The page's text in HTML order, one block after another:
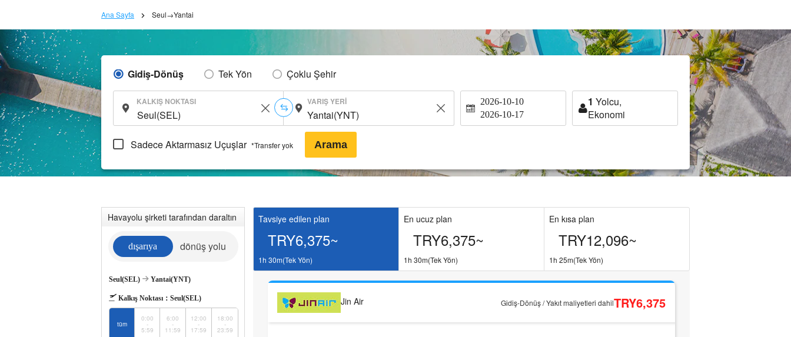
Ana Sayfa Seul→Yantai
Gidiş-Dönüş Tek Yön Çoklu Şehir
KALKIŞ NOKTASI VARIŞ YERI 2026-10-10
2026-10-17
1 Yolcu,
Ekonomi
Sadece Aktarmasız Uçuşlar *Transfer yok Arama
Havayolu şirketi tarafından daraltın
dışarıya dönüş yolu
Seul(SEL) Yantai(YNT)
Kalkış Noktası： Seul(SEL)
tüm
0:00
-
5:59
6:00
-
11:59
12:00
-
17:59
18:00
-
23:59
Tavsiye edilen plan
TRY6,375~
1h 30m(Tek Yön)
En ucuz plan
TRY6,375~
1h 30m(Tek Yön)
En kısa plan
TRY12,096~
1h 25m(Tek Yön)
Jin Air Gidiş-Dönüş / Yakıt maliyetleri dahilTRY6,375